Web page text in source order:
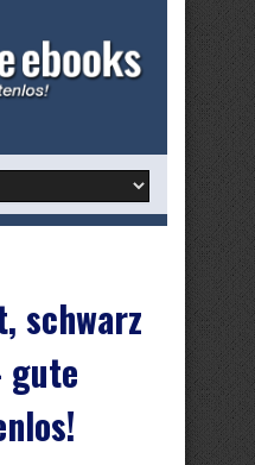
schwarz
gute